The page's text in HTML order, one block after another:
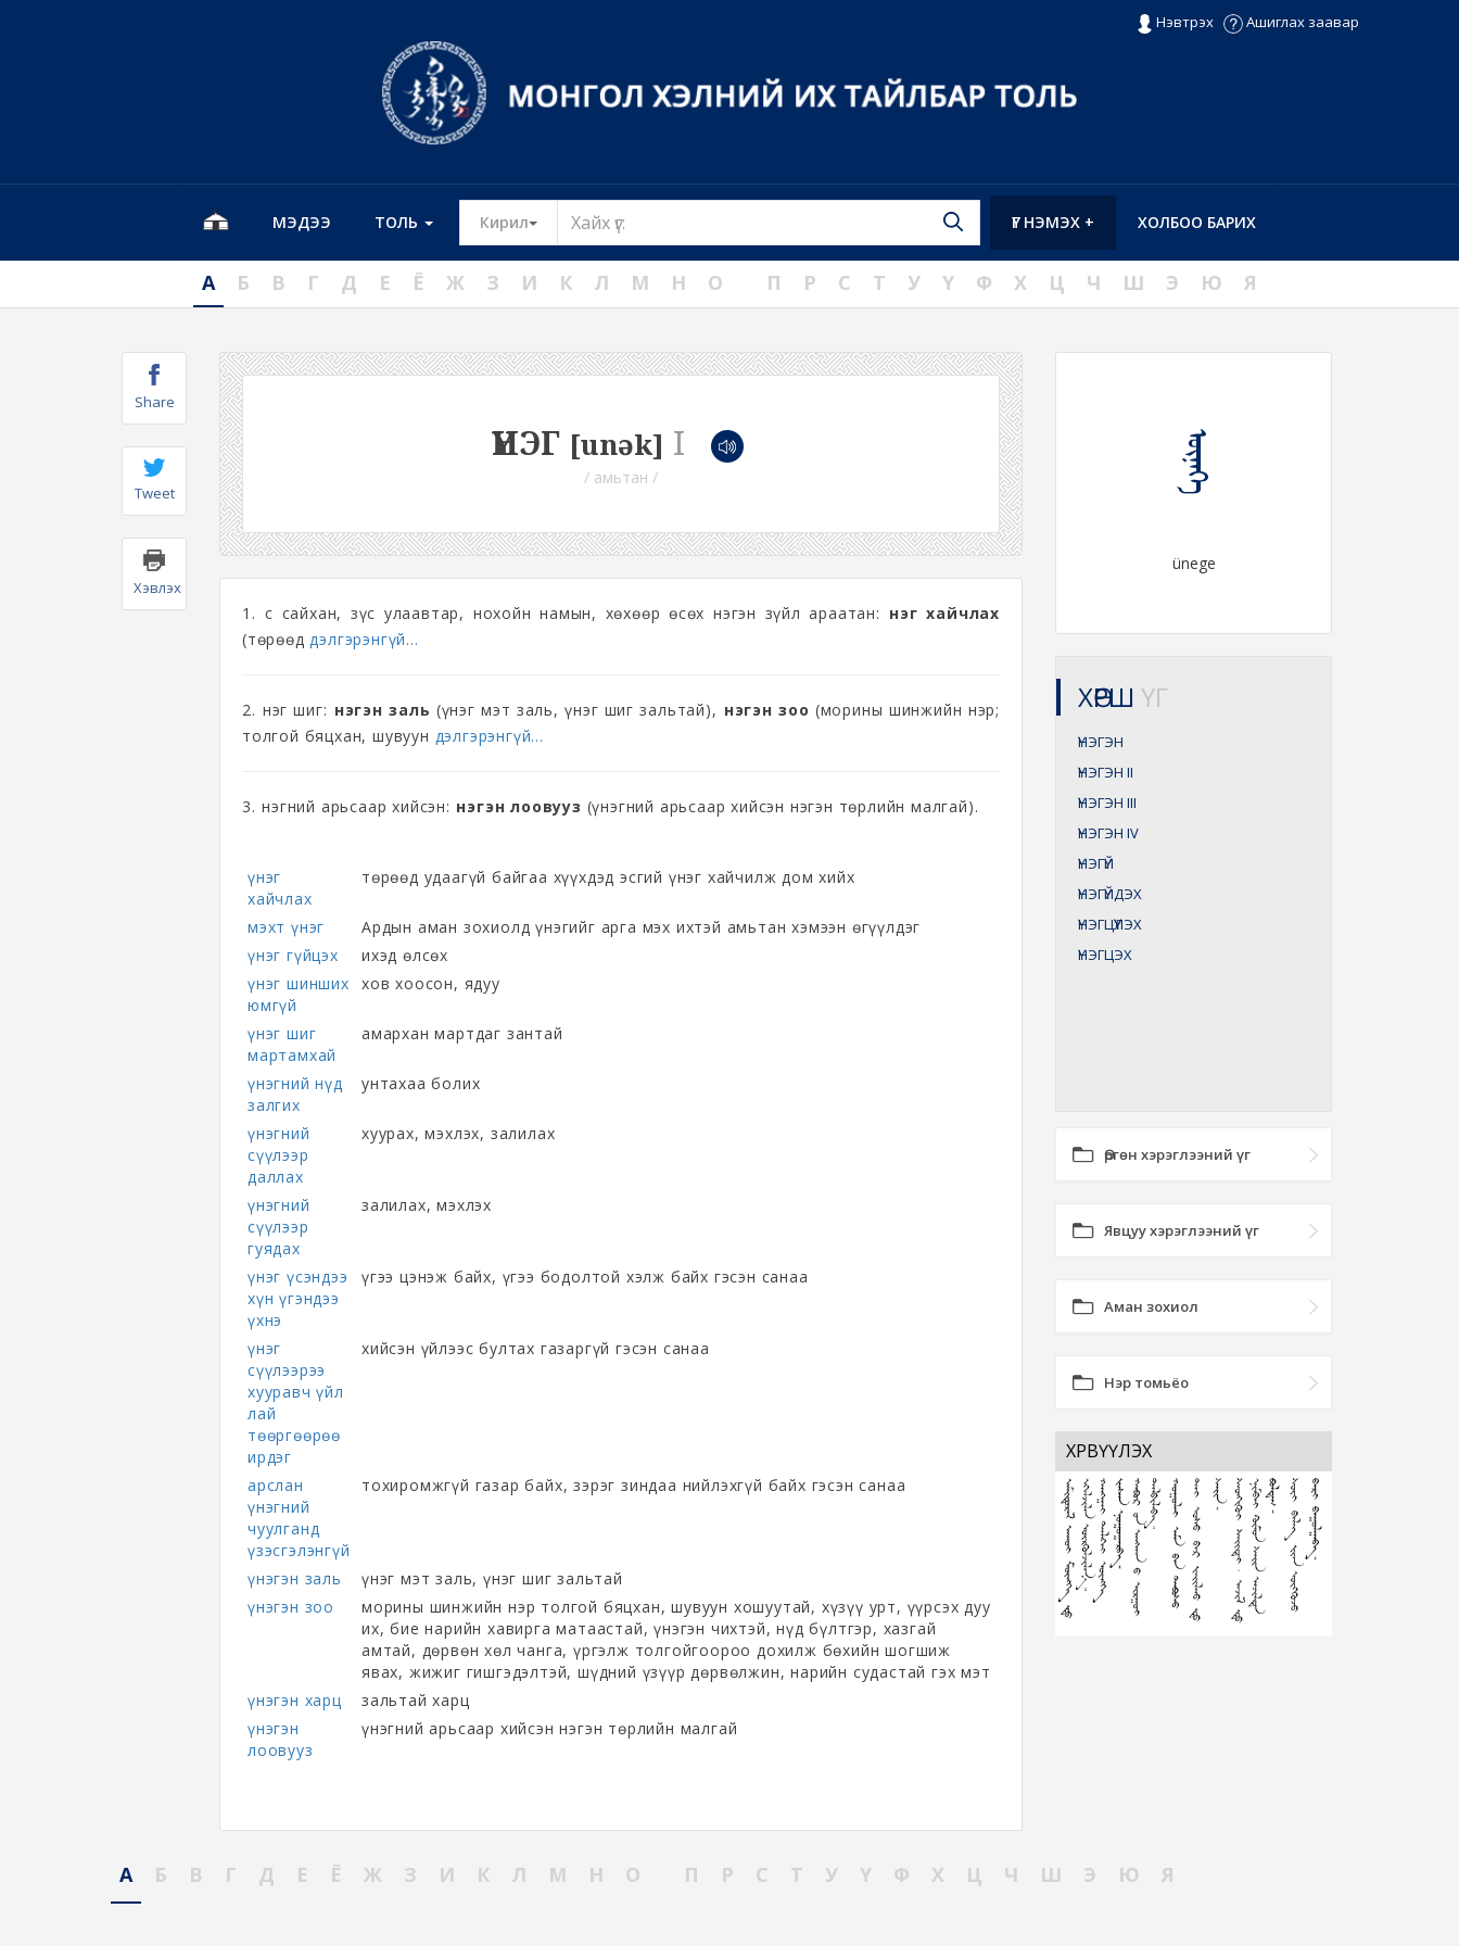
Нэвтрэх Ашиглах заавар
МЭДЭЭ ТОЛЬ Кирил Toggle Dropdown ХОЛБОО БАРИХ
ҮГ НЭМЭХ +
А Б В Г Д Е Ё Ж З И К Л М Н О П Р С Т У Ү Ф Х Ц Ч Ш Э Ю Я
Share
Tweet
Хэвлэх
ҮНЭГ [unək] I
/ амьтан /
1. Үс сайхан, зүс улаавтар, нохойн намын, хөхөөр өсөх нэгэн зүйл араатан: үнэг хайчлах
(төрөөддэлгэрэнгүй...
2. Үнэг шиг: үнэгэн заль (үнэг мэт заль, үнэг шиг зальтай), үнэгэн зоо (морины шинжийн нэр;
толгой бяцхан, шувуун дэлгэрэнгүй...
3. Үнэгний арьсаар хийсэн: үнэгэн лоовууз (үнэгний арьсаар хийсэн нэгэн төрлийн малгай).
үнэг
хайчлах
төрөөд удаагүй байгаа хүүхдэд эсгий үнэг хайчилж дом хийх
мэхт үнэг
Ардын аман зохиолд үнэгийг арга мэх ихтэй амьтан хэмээн өгүүлдэг
үнэг гүйцэх
ихэд өлсөх
үнэг шинших
юмгүй
хов хоосон, ядуу
үнэг шиг
мартамхай
амархан мартдаг зантай
үнэгний нүд
залгих
унтахаа болих
үнэгний
сүүлээр
даллах
хуурах, мэхлэх, залилах
үнэгний
сүүлээр
гуядах
залилах, мэхлэх
үнэг үсэндээ
хүн үгэндээ
үхнэ
үгээ цэнэж байх, үгээ бодолтой хэлж байх гэсэн санаа
үнэг
сүүлээрээ
хууравч үйл
лай
төөргөөрөө
ирдэг
хийсэн үйлээс бултах газаргүй гэсэн санаа
арслан
үнэгний
чуулганд
үзэсгэлэнгүй
тохиромжгүй газар байх, зэрэг зиндаа нийлэхгүй байх гэсэн санаа
үнэгэн заль
үнэг мэт заль, үнэг шиг зальтай
үнэгэн зоо
морины шинжийн нэр толгой бяцхан, шувуун хошуутай, хүзүү урт, үүрсэх дуу
их, бие нарийн хавирга матаастай, үнэгэн чихтэй, нүд бүлтгэр, хазгай
амтай, дөрвөн хөл чанга, үргэлж толгойгоороо дохилж бөхийн шогшиж
явах, жижиг гишгэдэлтэй, шүдний үзүүр дөрвөлжин, нарийн судастай гэх мэт
үнэгэн харц
зальтай харц
үнэгэн
лоовууз
үнэгний арьсаар хийсэн нэгэн төрлийн малгай
ᠦᠨᠡᠭᠡ
ünege
ХӨРШ ҮГ
ҮНЭГЭН
ҮНЭГЭН II
ҮНЭГЭН III
ҮНЭГЭН IV
ҮНЭГҮЙ
ҮНЭГҮЙДЭХ
ҮНЭГЦҮҮЛЭХ
ҮНЭГЦЭХ
Өргөн хэрэглээний үг
Явцуу хэрэглээний үг
Аман зохиол
Нэр томьёо
ХӨРВҮҮЛЭХ
А Б В Г Д Е Ё Ж З И К Л М Н О П Р С Т У Ү Ф Х Ц Ч Ш Э Ю Я